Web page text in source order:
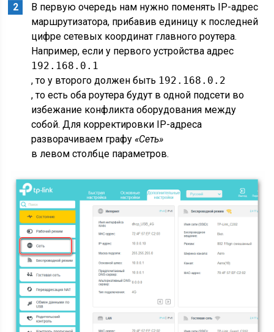
В первую очередь нам нужно поменять IP-адрес
маршрутизатора, прибавив единицу к последней
цифре сетевых координат главного роутера.
Например, если у первого устройства адрес
192.168.0.1
, то у второго должен быть 192.168.0.2
, то есть оба роутера будут в одной подсети во
избежание конфликта оборудования между
собой. Для корректировки IP-адреса
разворачиваем графу«Сеть»
в левом столбце параметров.